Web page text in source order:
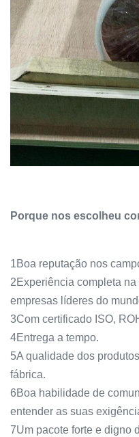
Porque nos escolheu
1Boa reputação nos
2Experiência completa
empresas líderes do
3Com certificado ISO,
4Entrega a tempo.
5A qualidade dos
fábrica.
6Boa habilidade de
entender as suas
7Um pacote forte e digno